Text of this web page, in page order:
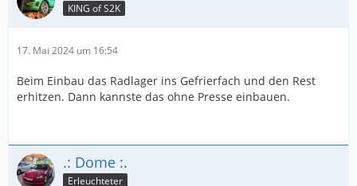
KING of S2K
17. Mai 2024 um 16:54
Beim Einbau das Radlager ins Gefrierfach und den Rest
erhitzen. Dann kannste das ohne Presse einbauen.
.: Dome :.
Erleuchteter